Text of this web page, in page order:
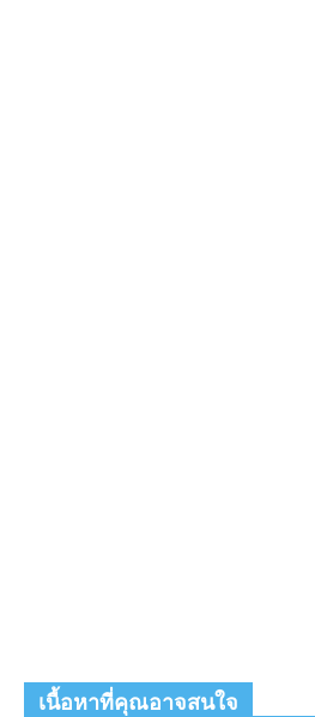
เนื้อหาที่คุณอาจสนใจ